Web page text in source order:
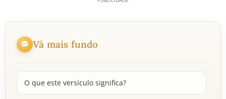
Vá mais fundo
O que este versículo significa?